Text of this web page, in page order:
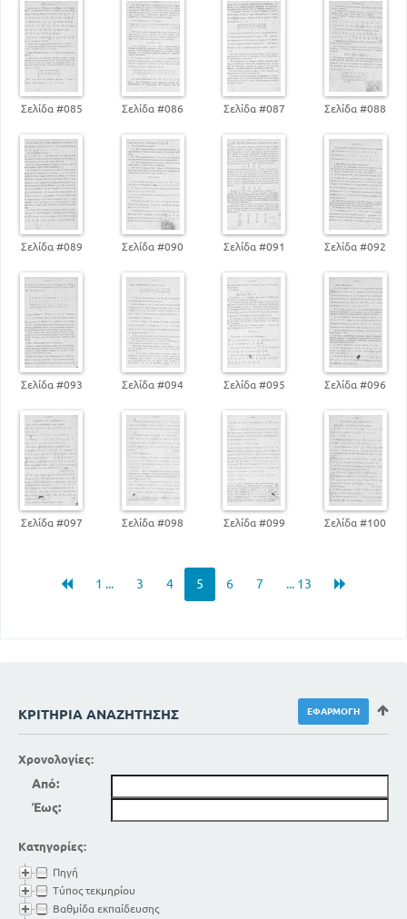
Σελίδα #085 Σελίδα #086 Σελίδα #087 Σελίδα #088
Σελίδα #089 Σελίδα #090 Σελίδα #091 Σελίδα #092
Σελίδα #093 Σελίδα #094 Σελίδα #095 Σελίδα #096
Σελίδα #097 Σελίδα #098 Σελίδα #099 Σελίδα #100
1 ... 3 4 5 6 7 ... 13
ΚΡΙΤΉΡΙΑ ΑΝΑΖΉΤΗΣΗΣ
Χρονολογίες:
Από:
Έως:
Κατηγορίες:
Πηγή
Τύπος τεκμηρίου
Βαθμίδα εκπαίδευσης